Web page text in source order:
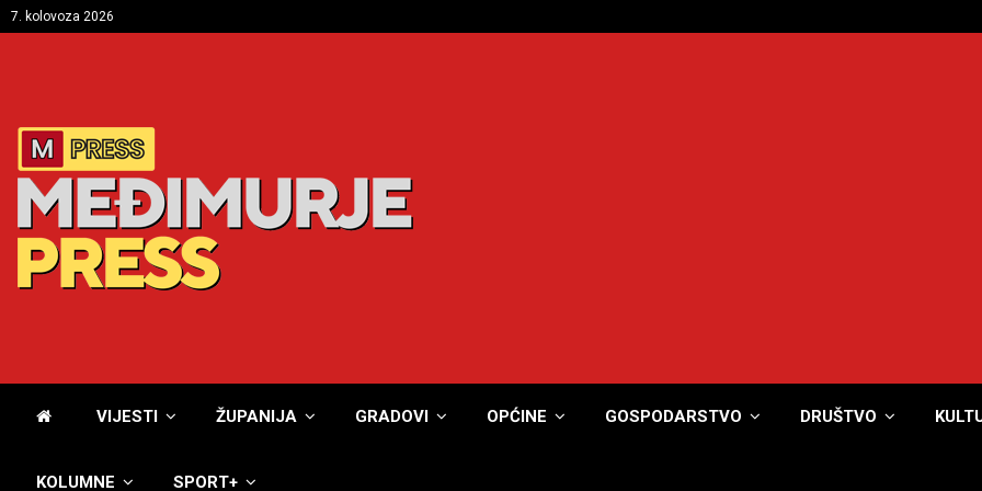
7. kolovoza 2026
VIJESTI ŽUPANIJA GRADOVI OPĆINE GOSPODARSTVO DRUŠTVO
KOLUMNE SPORT+